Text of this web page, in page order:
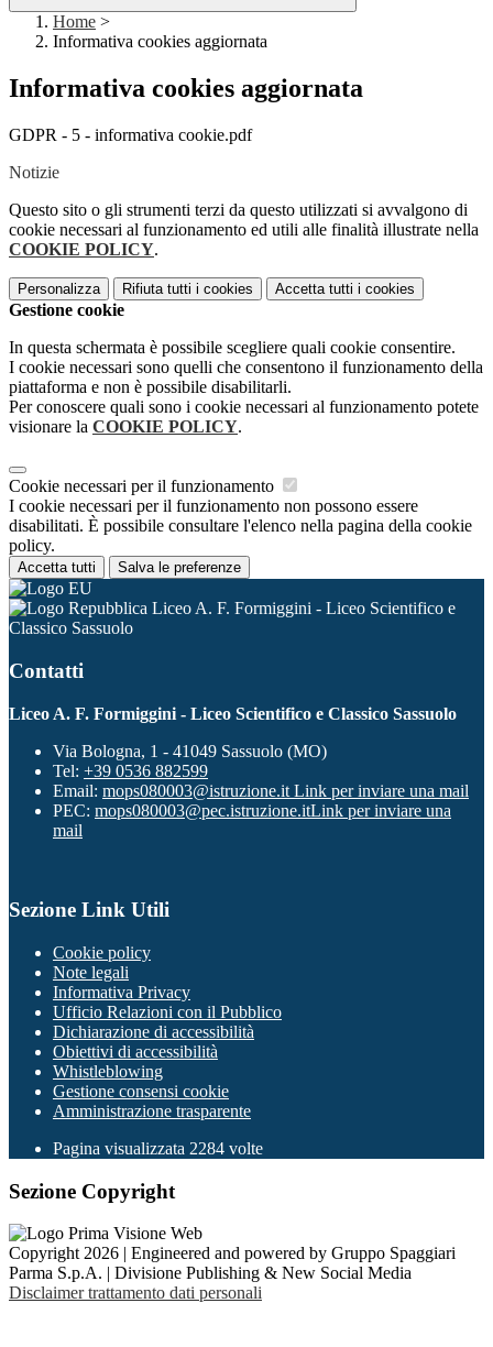
Home >
Informativa cookies aggiornata
Informativa cookies aggiornata
GDPR - 5 - informativa cookie.pdf
Notizie
Questo sito o gli strumenti terzi da questo utilizzati si avvalgono di
cookie necessari al funzionamento ed utili alle finalità illustrate nella
COOKIE POLICY.
Personalizza Rifiuta tutti i cookies Accetta tutti i cookies
Gestione cookie
In questa schermata è possibile scegliere quali cookie consentire.
I cookie necessari sono quelli che consentono il funzionamento della
piattaforma e non è possibile disabilitarli.
Per conoscere quali sono i cookie necessari al funzionamento potete
visionare la COOKIE POLICY.
Cookie necessari per il funzionamento
I cookie necessari per il funzionamento non possono essere
disabilitati. È possibile consultare l'elenco nella pagina della cookie
policy.
Accetta tutti Salva le preferenze
Liceo A. F. Formiggini - Liceo Scientifico e
Classico Sassuolo
Contatti
Liceo A. F. Formiggini - Liceo Scientifico e Classico Sassuolo
Via Bologna, 1 - 41049 Sassuolo (MO)
Tel: +39 0536 882599
Email: mops080003@istruzione.it Link per inviare una mail
PEC: mops080003@pec.istruzione.itLink per inviare una
mail
Sezione Link Utili
Cookie policy
Note legali
Informativa Privacy
Ufficio Relazioni con il Pubblico
Dichiarazione di accessibilità
Obiettivi di accessibilità
Whistleblowing
Gestione consensi cookie
Amministrazione trasparente
Pagina visualizzata 2284 volte
Sezione Copyright
Copyright 2026 | Engineered and powered by Gruppo Spaggiari
Parma S.p.A. | Divisione Publishing & New Social Media
Disclaimer trattamento dati personali